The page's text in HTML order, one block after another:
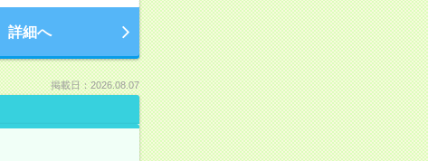
詳細へ
掲載日：2026.08.07